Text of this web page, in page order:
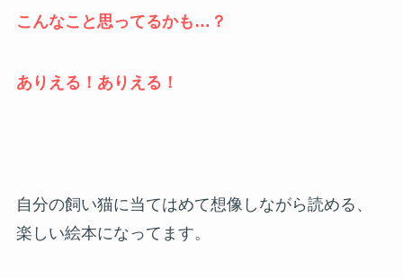
こんなこと思ってるかも…？
ありえる！ありえる！
自分の飼い猫に当てはめて想像しながら読める、
楽しい絵本になってます。